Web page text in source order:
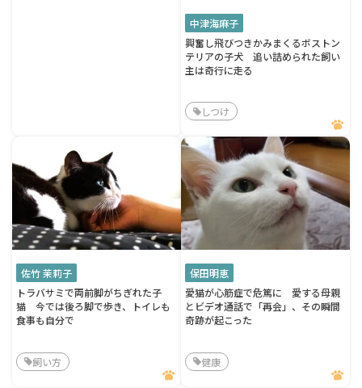
中津海麻子
興奮し飛びつきかみまくるボストン
テリアの子犬 追い詰められた飼い
主は奇行に走る
しつけ
佐竹 茉莉子
トラバサミで両前脚がちぎれた子
猫 今では後ろ脚で歩き、トイレも
食事も自分で
飼い方
保田明恵
愛猫が心筋症で危篤に 愛する母親
とビデオ通話で「再会」、その瞬間
奇跡が起こった
健康